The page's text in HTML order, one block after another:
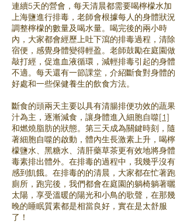
連續5天的營會，每天清晨都需要喝檸檬水加
上海鹽進行排毒，老師會根據每人的身體狀況
調整檸檬的數量及喝水量。喝完後的兩小時
內，大家都會經歷上吐下瀉的排毒過程，清除
宿便，感覺身體變得輕盈。老師鼓勵在庭園做
敲打經，促進血液循環，減輕排毒引起的身體
不適。每天還有一節課堂，介紹斷食對身體的
好處和一些保健養生的飲食方法。
斷食的頭兩天主要以具有清腸排便功效的蔬果
汁為主，逐漸減食，讓身體進入細胞自噬[1]
和燃燒脂肪的狀態。第三天成為關鍵時刻，隨
著細胞自噬的啟動，體內生長激素上升，喝檸
檬鹽水、黑糖水、清肝藥草茶更有效地將身體
毒素排出體外。在排毒的過程中，我幾乎沒有
感到飢餓。在排毒的的清晨，大家都在忙著跑
廁所，跑完後，我們都會在庭園的躺椅躺著曬
太陽，享受溫暖的陽光和小鳥的歌聲，在那幾
晚的睡眠質素都是相當良好，實在是太舒服
了！